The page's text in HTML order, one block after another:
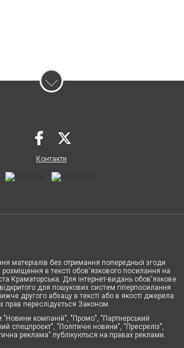
Контакти
матеріалів без отримання попередньої згоди
в тексті обов'язкового посилання на
Краматорська. Для інтернет-видань обов'язкове
для пошукових систем гіперпосилання
другого абзацу в тексті або в якості джерела.
прав переслідується Законом.
"Новини компаній", "Промо", "Партнерський
спецпроєкт", "Політичні новини", "Пресреліз",
реклама" публікуються на правах реклами.